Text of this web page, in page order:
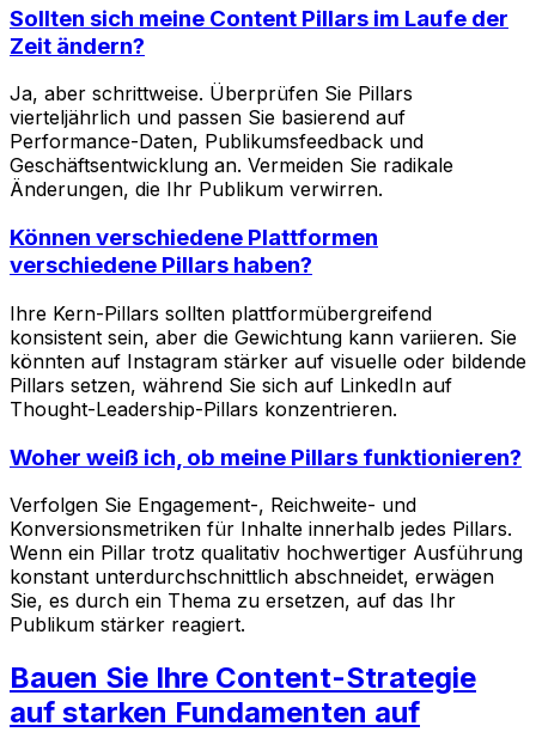
Sollten sich meine Content Pillars im Laufe der
Zeit ändern?
Ja, aber schrittweise. Überprüfen Sie Pillars
vierteljährlich und passen Sie basierend auf
Performance-Daten, Publikumsfeedback und
Geschäftsentwicklung an. Vermeiden Sie radikale
Änderungen, die Ihr Publikum verwirren.
Können verschiedene Plattformen
verschiedene Pillars haben?
Ihre Kern-Pillars sollten plattformübergreifend
konsistent sein, aber die Gewichtung kann variieren. Sie
könnten auf Instagram stärker auf visuelle oder bildende
Pillars setzen, während Sie sich auf LinkedIn auf
Thought-Leadership-Pillars konzentrieren.
Woher weiß ich, ob meine Pillars funktionieren?
Verfolgen Sie Engagement-, Reichweite- und
Konversionsmetriken für Inhalte innerhalb jedes Pillars.
Wenn ein Pillar trotz qualitativ hochwertiger Ausführung
konstant unterdurchschnittlich abschneidet, erwägen
Sie, es durch ein Thema zu ersetzen, auf das Ihr
Publikum stärker reagiert.
Bauen Sie Ihre Content-Strategie
auf starken Fundamenten auf